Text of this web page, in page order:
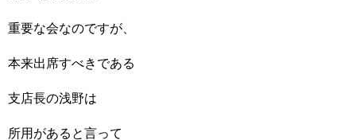
重要な会なのですが、
本来出席すべきである
支店長の浅野は
所用があると言って